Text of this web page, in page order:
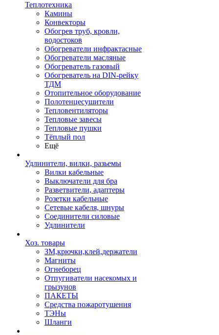
Теплотехника
Камины
Конвекторы
Обогрев труб, кровли,
водостоков
Обогреватели инфрактасные
Обогреватели масляные
Обогреватель газовый
Обогреватель на DIN-рейку
ТДМ
Отопительное оборудование
Полотенцесушители
Тепловентиляторы
Тепловые завесы
Тепловые пушки
Тёплый пол
Ещё
Удлинители, вилки, разьемы
Вилки кабельные
Выключатели для бра
Разветвители, адаптеры
Розетки кабельные
Сетевые кабеля, шнуры
Соединители силовые
Удлинители
Хоз. товары
ЗМ,крючки,клей,держатели
Магниты
Огнеборец
Отпугиватели насекомых и
грызунов
ПАКЕТЫ
Средства пожаротушения
ТЭНы
Шланги